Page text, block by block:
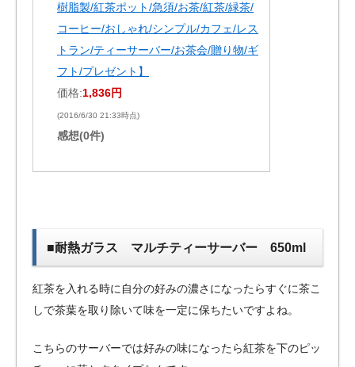
樹脂製/紅茶ポット/急須/お茶/紅茶/緑茶/
コーヒー/おしゃれ/シンプル/カフェ/レス
トラン/ティーサーバー/お茶会/贈り物/ギ
フト/プレゼント】
価格:1,836円
(2016/6/30 21:33時点)
感想(0件)
■耐熱ガラス マルチティーサーバー 650ml
紅茶を入れる時に自分の好みの濃さになったらすぐに茶こ
しで茶葉を取り除いて味を一定に保ちたいですよね。
こちらのサーバーでは好みの味になったら紅茶を下のピッ